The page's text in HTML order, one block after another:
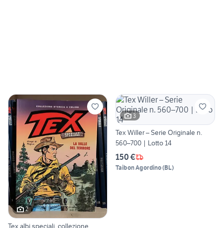
2
Tex albi speciali. collezione
3
Tex Willer – Serie Originale n.
560–700 | Lotto 14
150 €
Taibon Agordino(BL)